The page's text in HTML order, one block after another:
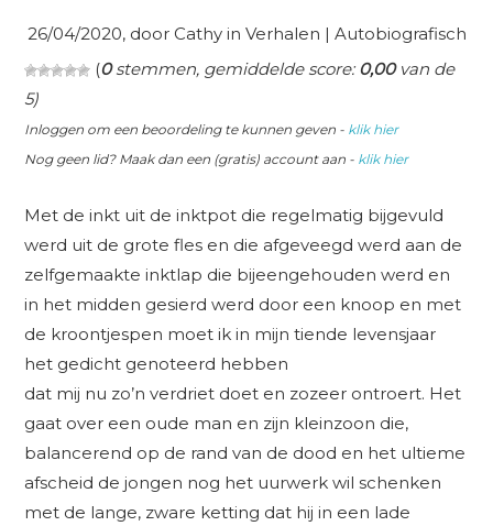
26/04/2020, door Cathy in Verhalen | Autobiografisch
(0stemmen, gemiddelde score:0,00van de
5)
Inloggen om een beoordeling te kunnen geven - klik hier
Nog geen lid? Maak dan een (gratis) account aan - klik hier
Met de inkt uit de inktpot die regelmatig bijgevuld
werd uit de grote fles en die afgeveegd werd aan de
zelfgemaakte inktlap die bijeengehouden werd en
in het midden gesierd werd door een knoop en met
de kroontjespen moet ik in mijn tiende levensjaar
het gedicht genoteerd hebben
dat mij nu zo’n verdriet doet en zozeer ontroert. Het
gaat over een oude man en zijn kleinzoon die,
balancerend op de rand van de dood en het ultieme
afscheid de jongen nog het uurwerk wil schenken
met de lange, zware ketting dat hij in een lade